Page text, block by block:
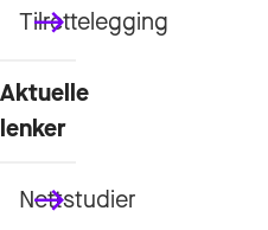
Tilrettelegging
Aktuelle
lenker
Nettstudier